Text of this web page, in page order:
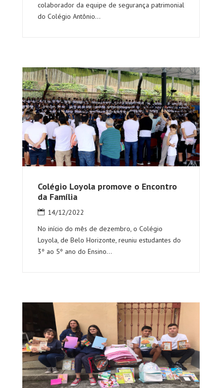
colaborador da equipe de segurança patrimonial
do Colégio Antônio...
Colégio Loyola promove o Encontro
da Família
14/12/2022
No início do mês de dezembro, o Colégio
Loyola, de Belo Horizonte, reuniu estudantes do
3º ao 5º ano do Ensino...